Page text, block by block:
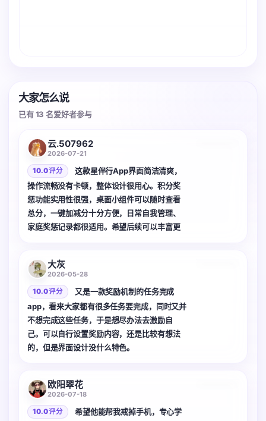
大家怎么说
已有 13 名爱好者参与
云.507962
2026-07-21
10.0 评分
这款星伴行App界面简洁清爽，
操作流畅没有卡顿，整体设计很用心。积分奖
惩功能实用性很强，桌面小组件可以随时查看
总分，一键加减分十分方便，日常自我管理、
家庭奖惩记录都很适用。希望后续可以丰富更
大灰
2026-05-28
10.0 评分
又是一款奖励机制的任务完成
app，看来大家都有很多任务要完成，同时又并
不想完成这些任务，于是想尽办法去激励自
己。可以自行设置奖励内容，还是比较有想法
的，但是界面设计没什么特色。
欧阳翠花
2026-07-18
10.0 评分
希望他能帮我戒掉手机，专心学